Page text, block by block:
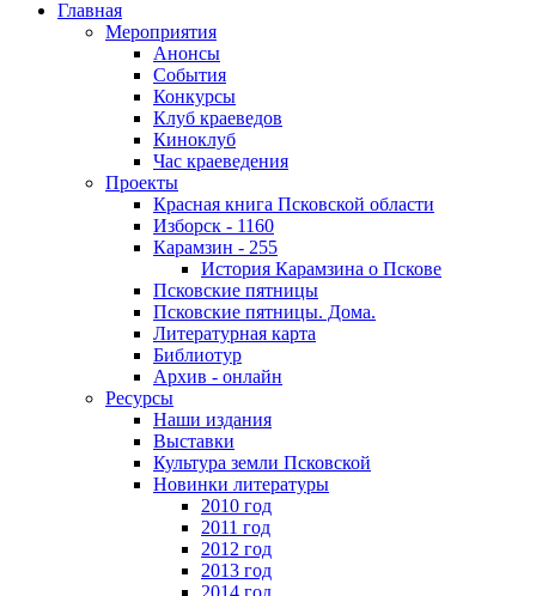
Главная
Мероприятия
Анонсы
События
Конкурсы
Клуб краеведов
Киноклуб
Час краеведения
Проекты
Красная книга Псковской области
Изборск - 1160
Карамзин - 255
История Карамзина о Пскове
Псковские пятницы
Псковские пятницы. Дома.
Литературная карта
Библиотур
Архив - онлайн
Ресурсы
Наши издания
Выставки
Культура земли Псковской
Новинки литературы
2010 год
2011 год
2012 год
2013 год
2014 год